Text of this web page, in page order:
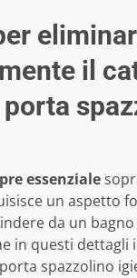
il
essenziale
un aspetto
da un
in questi
spazzolino